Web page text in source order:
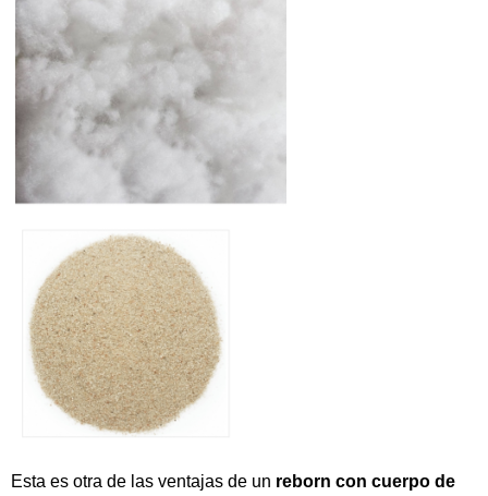
Esta es otra de las ventajas de un reborn con cuerpo de